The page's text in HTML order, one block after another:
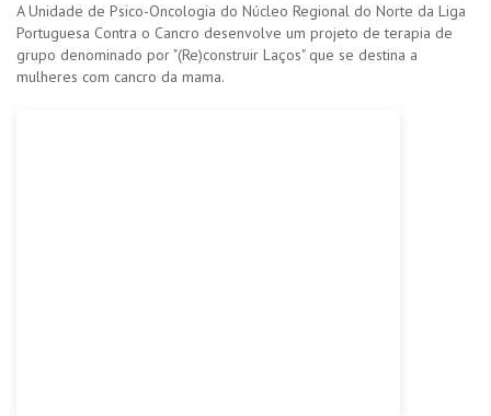
​A Unidade de Psico-Oncologia do Núcleo Regional do Norte da Liga
Portuguesa Contra o Cancro desenvolve um projeto de terapia de
grupo denominado por "(Re)construir Laços" que se destina a
mulheres com cancro da mama.